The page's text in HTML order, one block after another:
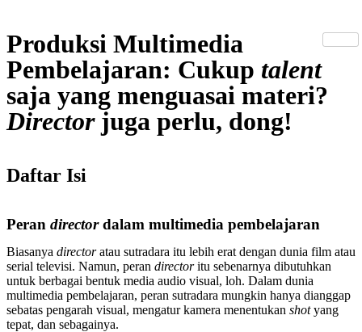
Produksi Multimedia
Pembelajaran: Cukup talent
saja yang menguasai materi?
Directorjuga perlu, dong!
Daftar Isi
Peran directordalam multimedia pembelajaran
Biasanya directoratau sutradara itu lebih erat dengan dunia film atau
serial televisi. Namun, peran directoritu sebenarnya dibutuhkan
untuk berbagai bentuk media audio visual, loh. Dalam dunia
multimedia pembelajaran, peran sutradara mungkin hanya dianggap
sebatas pengarah visual, mengatur kamera menentukan shotyang
tepat, dan sebagainya.